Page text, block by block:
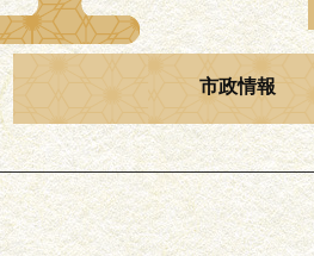
市政情報